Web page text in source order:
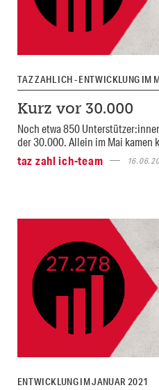
TAZ ZAHL ICH - ENTWICKLUNG IM
Kurz vor 30.000
Noch etwa 850
der 30.000. Allein im Mai kamen
taz zahl ich-team
ENTWICKLUNG IM JANUAR 2021